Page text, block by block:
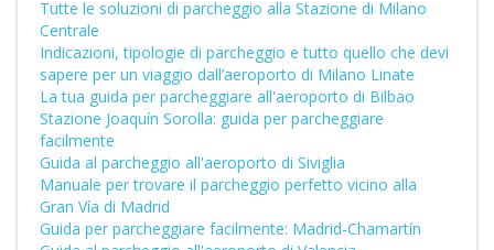
Tutte le soluzioni di parcheggio alla Stazione di Milano
Centrale
Indicazioni, tipologie di parcheggio e tutto quello che devi
sapere per un viaggio dall’aeroporto di Milano Linate
La tua guida per parcheggiare all'aeroporto di Bilbao
Stazione Joaquín Sorolla: guida per parcheggiare
facilmente
Guida al parcheggio all'aeroporto di Siviglia
Manuale per trovare il parcheggio perfetto vicino alla
Gran Vía di Madrid
Guida per parcheggiare facilmente: Madrid-Chamartín